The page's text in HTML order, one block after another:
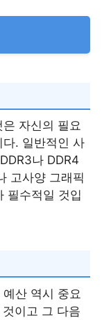
자신의 필요
. 일반적인 사
나 DDR4
고사양 그래픽
필수적일 것입
산 역시 중요
이고 그 다음